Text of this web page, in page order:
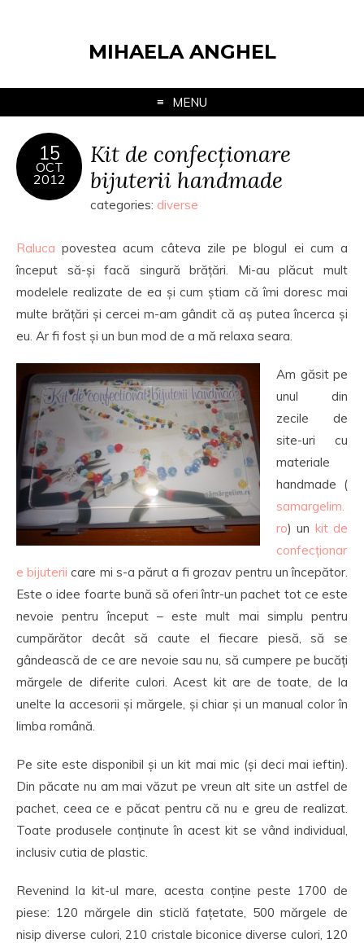
MIHAELA ANGHEL
MENU
15
OCT
2012
Kit de confecționare
bijuterii handmade
categories: diverse
Raluca povestea acum câteva zile pe blogul ei cum a
început să-și facă singură brățări. Mi-au plăcut mult
modelele realizate de ea și cum știam că îmi doresc mai
multe brățări și cercei m-am gândit că aș putea încerca și
eu. Ar fi fost și un bun mod de a mă relaxa seara.
Am găsit pe
unul din
zecile de
site-uri cu
materiale
handmade (
samargelim.
ro) un kit de
confecționar
e bijuterii care mi s-a părut a fi grozav pentru un începător.
Este o idee foarte bună să oferi într-un pachet tot ce este
nevoie pentru început – este mult mai simplu pentru
cumpărător decât să caute el fiecare piesă, să se
gândească de ce are nevoie sau nu, să cumpere pe bucăți
mărgele de diferite culori. Acest kit are de toate, de la
unelte la accesorii și mărgele, și chiar și un manual color în
limba română.
Pe site este disponibil și un kit mai mic (și deci mai ieftin).
Din păcate nu am mai văzut pe vreun alt site un astfel de
pachet, ceea ce e păcat pentru că nu e greu de realizat.
Toate produsele conținute în acest kit se vând individual,
inclusiv cutia de plastic.
Revenind la kit-ul mare, acesta conține peste 1700 de
piese: 120 mărgele din sticlă fațetate, 500 mărgele de
nisip diverse culori, 210 cristale biconice diverse culori, 120